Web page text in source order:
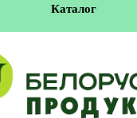
Каталог